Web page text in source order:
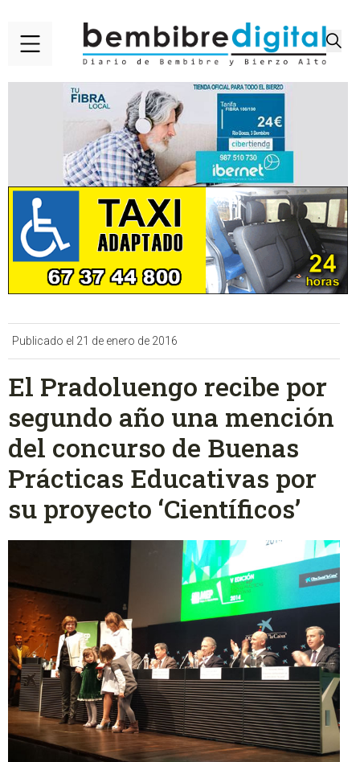
Publicado el 21 de enero de 2016
El Pradoluengo recibe por
segundo año una mención
del concurso de Buenas
Prácticas Educativas por
su proyecto ‘Científicos’